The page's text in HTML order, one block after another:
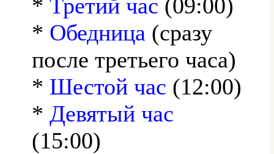
* Третий час (09:00)
* Обедница (сразу
после третьего часа)
* Шестой час (12:00)
* Девятый час
(15:00)